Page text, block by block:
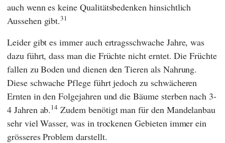
auch wenn es keine Qualitätsbedenken hinsichtlich
Aussehen gibt.31
Leider gibt es immer auch ertragsschwache Jahre, was
dazu führt, dass man die Früchte nicht erntet. Die Früchte
fallen zu Boden und dienen den Tieren als Nahrung.
Diese schwache Pflege führt jedoch zu schwächeren
Ernten in den Folgejahren und die Bäume sterben nach 3-
4 Jahren ab.14 Zudem benötigt man für den Mandelanbau
sehr viel Wasser, was in trockenen Gebieten immer ein
grösseres Problem darstellt.